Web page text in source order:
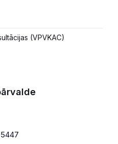
(VPVKAC)